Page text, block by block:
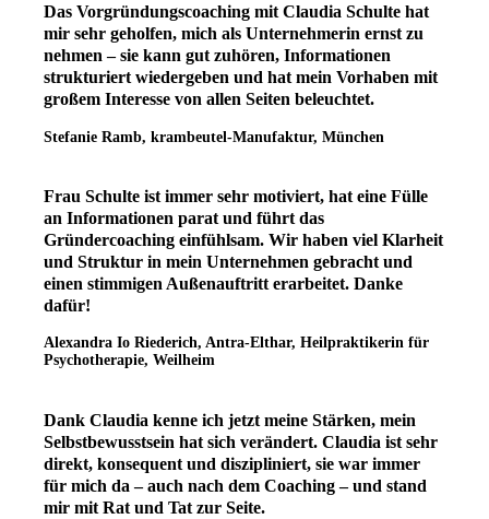
Das Vorgründungscoaching mit Claudia Schulte hat
mir sehr geholfen, mich als Unternehmerin ernst zu
nehmen – sie kann gut zuhören, Informationen
strukturiert wiedergeben und hat mein Vorhaben mit
großem Interesse von allen Seiten beleuchtet.
Stefanie Ramb, krambeutel-Manufaktur, München
Frau Schulte ist immer sehr motiviert, hat eine Fülle
an Informationen parat und führt das
Gründercoaching einfühlsam. Wir haben viel Klarheit
und Struktur in mein Unternehmen gebracht und
einen stimmigen Außenauftritt erarbeitet. Danke
dafür!
Alexandra Io Riederich, Antra-Elthar, Heilpraktikerin für
Psychotherapie, Weilheim
Dank Claudia kenne ich jetzt meine Stärken, mein
Selbstbewusstsein hat sich verändert. Claudia ist sehr
direkt, konsequent und diszipliniert, sie war immer
für mich da – auch nach dem Coaching – und stand
mir mit Rat und Tat zur Seite.